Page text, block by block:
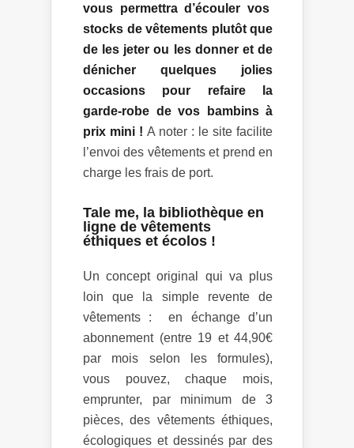
vous permettra d’écouler vos
stocks de vêtements plutôt que
de les jeter ou les donner et de
dénicher quelques jolies
occasions pour refaire la
garde-robe de vos bambins à
prix mini ! A noter : le site facilite
l’envoi des vêtements et prend en
charge les frais de port.
Tale me, la bibliothèque en
ligne de vêtements
éthiques et écolos !
Un concept original qui va plus
loin que la simple revente de
vêtements : en échange d’un
abonnement (entre 19 et 44,90€
par mois selon les formules),
vous pouvez, chaque mois,
emprunter, par minimum de 3
pièces, des vêtements éthiques,
écologiques et dessinés par des